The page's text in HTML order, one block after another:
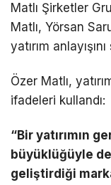
Matlı Şirketler
Matlı, Yörsan
yatırım
Özer Matlı,
ifadeleri kullandı:
“Bir yatırımın
büyüklüğüyle
geliştirdiği